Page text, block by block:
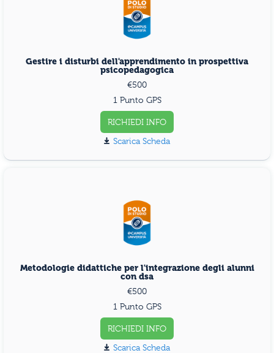
Gestire i disturbi dell'apprendimento in prospettiva
psicopedagogica
€500
1 Punto GPS
RICHIEDI INFO
Scarica Scheda
Metodologie didattiche per l'integrazione degli alunni
con dsa
€500
1 Punto GPS
RICHIEDI INFO
Scarica Scheda